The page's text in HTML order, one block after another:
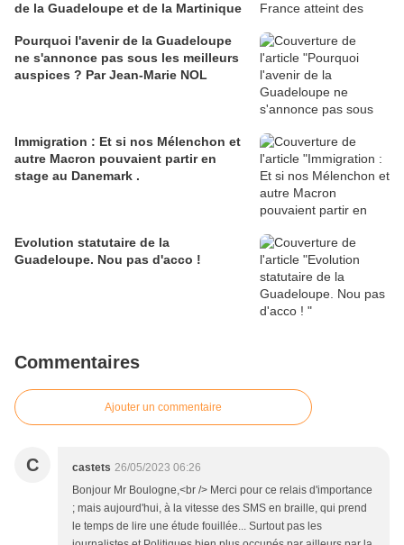
de la Guadeloupe et de la Martinique
Pourquoi l'avenir de la Guadeloupe
ne s'annonce pas sous les meilleurs
auspices ? Par Jean-Marie NOL
Immigration : Et si nos Mélenchon et
autre Macron pouvaient partir en
stage au Danemark .
Evolution statutaire de la
Guadeloupe. Nou pas d'acco !
Commentaires
Ajouter un commentaire
C castets 26/05/2023 06:26
Bonjour Mr Boulogne,<br /> Merci pour ce relais d'importance
; mais aujourd'hui, à la vitesse des SMS en braille, qui prend
le temps de lire une étude fouillée... Surtout pas les